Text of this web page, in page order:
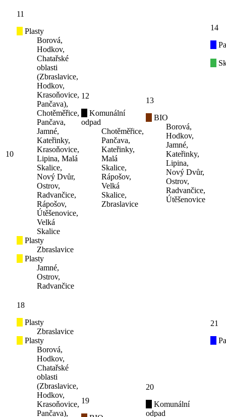
10
11
Plasty
Borová,
Hodkov,
Chatařské
oblasti
(Zbraslavice,
Hodkov,
Krasoňovice,
Pančava),
Chotěměřice,
Pančava,
Jamné,
Kateřinky,
Krasoňovice,
Lipina, Malá
Skalice,
Nový Dvůr,
Ostrov,
Radvančice,
Rápošov,
Útěšenovice,
Velká
Skalice
Plasty
Zbraslavice
Plasty
Jamné,
Ostrov,
Radvančice
12
Komunální
odpad
Chotěměřice,
Pančava,
Kateřinky,
Malá
Skalice,
Rápošov,
Velká
Skalice,
Zbraslavice
13
BIO
Borová,
Hodkov,
Jamné,
Kateřinky,
Lipina,
Nový Dvůr,
Ostrov,
Radvančice,
Útěšenovice
14
18
Plasty
Zbraslavice
Plasty
Borová,
Hodkov,
Chatařské
oblasti
(Zbraslavice,
Hodkov,
Krasoňovice,
Pančava),
19
20
Komunální
odpad
21